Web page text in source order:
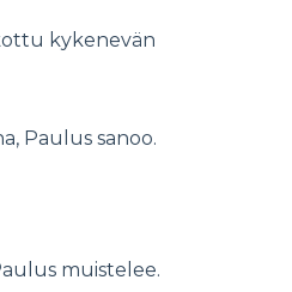
kykenevän
Paulus sanoo.
muistelee.